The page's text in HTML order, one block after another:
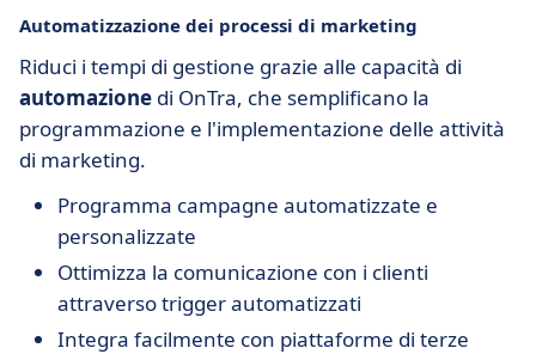
Automatizzazione dei processi di marketing
Riduci i tempi di gestione grazie alle capacità di
automazione di OnTra, che semplificano la
programmazione e l'implementazione delle attività
di marketing.
Programma campagne automatizzate e
personalizzate
Ottimizza la comunicazione con i clienti
attraverso trigger automatizzati
Integra facilmente con piattaforme di terze